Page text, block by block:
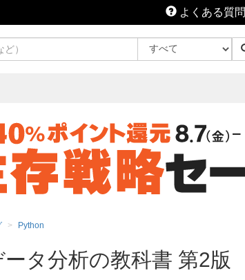
よくある質問
Python
タ分析の教科書 第2版